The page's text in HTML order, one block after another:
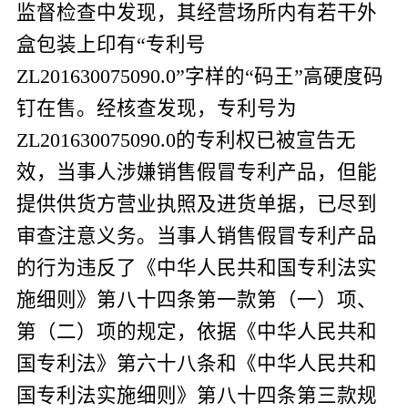
监督检查中发现，其经营场所内有若干外
盒包装上印有“专利号
ZL201630075090.0”字样的“码王”高硬度码
钉在售。经核查发现，专利号为
ZL201630075090.0的专利权已被宣告无
效， 当事人涉嫌销售假冒专利产品 ，但能
提供供货方营业执照及进货单据， 已尽到
审查注意义务。当事人销售假冒专利产品
的行为违反了《中华人民共和国专利法实
施细则》第八十四条第一款第（一）项、
第（二）项的规定，依据《中华人民共和
国专利法》第六十八条和《中华人民共和
国专利法实施细则》第八十四条第三款规